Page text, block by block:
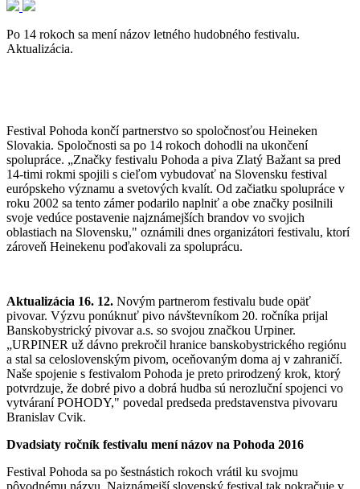
Po 14 rokoch sa mení názov letného hudobného festivalu.
Aktualizácia.
Festival Pohoda končí partnerstvo so spoločnosťou Heineken
Slovakia. Spoločnosti sa po 14 rokoch dohodli na ukončení
spolupráce. „Značky festivalu Pohoda a piva Zlatý Bažant sa pred
14-timi rokmi spojili s cieľom vybudovať na Slovensku festival
európskeho významu a svetových kvalít. Od začiatku spolupráce v
roku 2002 sa tento zámer podarilo naplniť a obe značky posilnili
svoje vedúce postavenie najznámejších brandov vo svojich
oblastiach na Slovensku," oznámili dnes organizátori festivalu, ktorí
zároveň Heinekenu poďakovali za spoluprácu.
Aktualizácia 16. 12. Novým partnerom festivalu bude opäť
pivovar. Výzvu ponúknuť pivo návštevníkom 20. ročníka prijal
Banskobystrický pivovar a.s. so svojou značkou Urpiner.
„URPINER už dávno prekročil hranice banskobystrického regiónu
a stal sa celoslovenským pivom, oceňovaným doma aj v zahraničí.
Naše spojenie s festivalom Pohoda je preto prirodzený krok, ktorý
potvrdzuje, že dobré pivo a dobrá hudba sú nerozluční spojenci vo
vytváraní POHODY," povedal predseda predstavenstva pivovaru
Branislav Cvik.
Dvadsiaty ročník festivalu mení názov na Pohoda 2016
Festival Pohoda sa po šestnástich rokoch vrátil ku svojmu
pôvodnému názvu. Najznámejší slovenský festival tak pokračuje v